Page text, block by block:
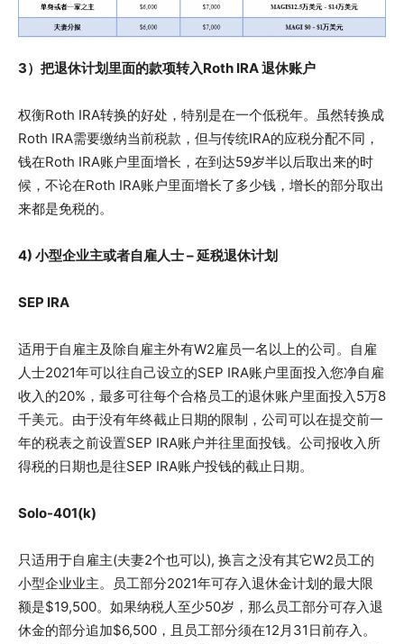
3）把退休计划里面的款项转入Roth IRA 退休账户
权衡Roth IRA转换的好处，特别是在一个低税年。虽然转换成
Roth IRA需要缴纳当前税款，但与传统IRA的应税分配不同，
钱在Roth IRA账户里面增长，在到达59岁半以后取出来的时
候，不论在Roth IRA账户里面增长了多少钱，增长的部分取出
来都是免税的。
4) 小型企业主或者自雇人士 – 延税退休计划
SEP IRA
适用于自雇主及除自雇主外有W2雇员一名以上的公司。自雇
人士2021年可以往自己设立的SEP IRA账户里面投入您净自雇
收入的20%，最多可往每个合格员工的退休账户里面投入5万8
千美元。由于没有年终截止日期的限制，公司可以在提交前一
年的税表之前设置SEP IRA账户并往里面投钱。公司报收入所
得税的日期也是往SEP IRA账户投钱的截止日期。
Solo-401(k)
只适用于自雇主(夫妻2个也可以), 换言之没有其它W2员工的
小型企业业主。员工部分2021年可存入退休金计划的最大限
额是$19,500。如果纳税人至少50岁，那么员工部分可存入退
休金的部分追加$6,500，且员工部分须在12月31日前存入。